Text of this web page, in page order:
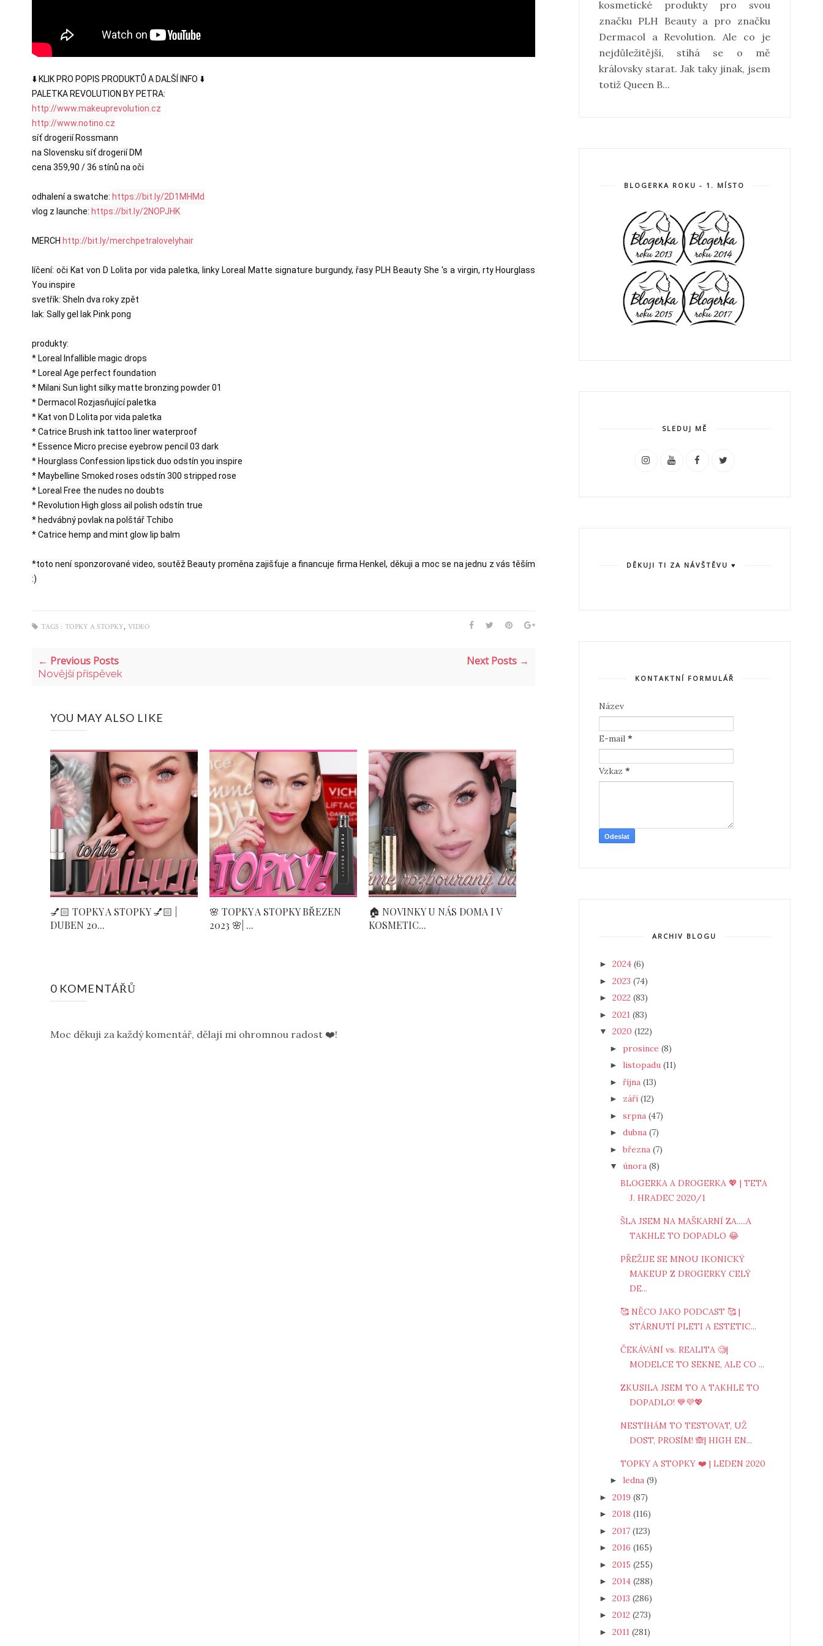
⬇️ KLIK PRO POPIS PRODUKTŮ A DALŠÍ INFO ⬇️
http://www.makeuprevolution.cz
http://www.notino.cz
síť drogerií Rossmann
na Slovensku síť drogerií DM
cena 359,90 / 36 stínů na oči
odhalení a swatche: https://bit.ly/2D1MHMd
vlog z launche: https://bit.ly/2NOPJHK
MERCH http://bit.ly/merchpetralovelyhair
líčení: oči Kat von D Lolita por vida paletka, linky Loreal Matte signature burgundy, řasy PLH Beauty She 's a virgin, rty Hourglass
You inspire
svetřík: SheIn dva roky zpět
lak: Sally gel lak Pink pong
produkty:
* Loreal Infallible magic drops
* Loreal Age perfect foundation
* Milani Sun light silky matte bronzing powder 01
* Dermacol Rozjasňující paletka
* Kat von D Lolita por vida paletka
* Catrice Brush ink tattoo liner waterproof
* Essence Micro precise eyebrow pencil 03 dark
* Hourglass Confession lipstick duo odstín you inspire
* Maybelline Smoked roses odstín 300 stripped rose
* Loreal Free the nudes no doubts
* Revolution High gloss ail polish odstín true
* hedvábný povlak na polštář Tchibo
* Catrice hemp and mint glow lip balm
*toto není sponzorované video, soutěž Beauty proměna zajišťuje a financuje firma Henkel, děkuji a moc se na jednu z vás těším
:)
TAGS : TOPKY A STOPKY, VIDEO
← Previous Posts
Novější příspěvek
Next Posts →
YOU MAY ALSO LIKE
💅🏻 TOPKY A STOPKY 💅🏻 |
DUBEN 20...
🌸 TOPKY A STOPKY BŘEZEN
2023 🌸| ...
🏠 NOVINKY U NÁS DOMA I V
KOSMETIC...
0 KOMENTÁŘŮ
Moc děkuji za každý komentář, dělají mi ohromnou radost ❤️!
kosmetické produkty pro svou
značku PLH Beauty a pro značku
Dermacol a Revolution. Ale co je
nejdůležitější, stíhá se o mě
královsky starat. Jak taky jinak, jsem
totiž Queen B...
BLOGERKA ROKU - 1. MÍSTO
SLEDUJ MĚ
DĚKUJI TI ZA NÁVŠTĚVU ♥
KONTAKTNÍ FORMULÁŘ
Název
E-mail *
Vzkaz *
ARCHIV BLOGU
► 2024 (6)
► 2023 (74)
► 2022 (83)
► 2021 (83)
▼ 2020 (122)
► prosince (8)
► listopadu (11)
► října (13)
► září (12)
► srpna (47)
► dubna (7)
► března (7)
▼ února (8)
BLOGERKA A DROGERKA 💖 | TETA
J. HRADEC 2020/1
ŠLA JSEM NA MAŠKARNÍ ZA.....A
TAKHLE TO DOPADLO 😂
PŘEŽIJE SE MNOU IKONICKÝ
MAKEUP Z DROGERKY CELÝ
DE...
🥰 NĚCO JAKO PODCAST 🥰 |
STÁRNUTÍ PLETI A ESTETIC...
ČEKÁVÁNÍ vs. REALITA 🧐|
MODELCE TO SEKNE, ALE CO ...
ZKUSILA JSEM TO A TAKHLE TO
DOPADLO! 💙💜💖
NESTÍHÁM TO TESTOVAT, UŽ
DOST, PROSÍM! 🙈| HIGH EN...
TOPKY A STOPKY ❤️ | LEDEN 2020
► ledna (9)
► 2019 (87)
► 2018 (116)
► 2017 (123)
► 2016 (165)
► 2015 (255)
► 2014 (288)
► 2013 (286)
► 2012 (273)
► 2011 (281)